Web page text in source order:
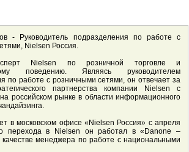
- Руководитель подразделения по работе с
Nielsen Россия.
Nielsen по розничной торговле и
поведению. Являясь руководителем
по работе с розничными сетями, он отвечает за
партнерства компании Nielsen с
российском рынке в области информационного
в московском офисе «Nielsen Россия» с апреля
перехода в Nielsen он работал в «Danone –
качестве менеджера по работе с национальными